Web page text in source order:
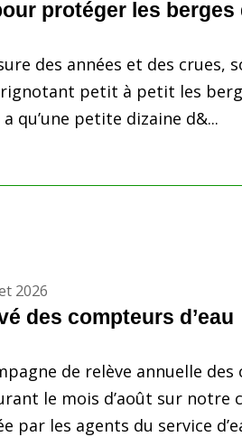
protéger les berges
des années et des crues,
petit à petit les
qu’une petite dizaine d&...
2026
des compteurs d’eau
de relève annuelle des
le mois d’août sur notre
par les agents du service